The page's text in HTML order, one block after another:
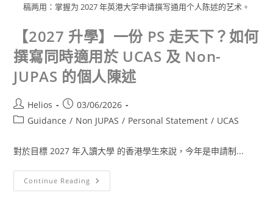
稿两用：掌握为 2027 年英港大学申请撰写通用个人陈述的艺术。
【2027 升學】一份 PS 走天下？如何
撰寫同時適用於 UCAS 及 Non-
JUPAS 的個人陳述
Helios
03/06/2026
Guidance / Non JUPAS / Personal Statement / UCAS
對於目標 2027 年入讀大學 的香港學生來說，今年是申請制...
Continue Reading